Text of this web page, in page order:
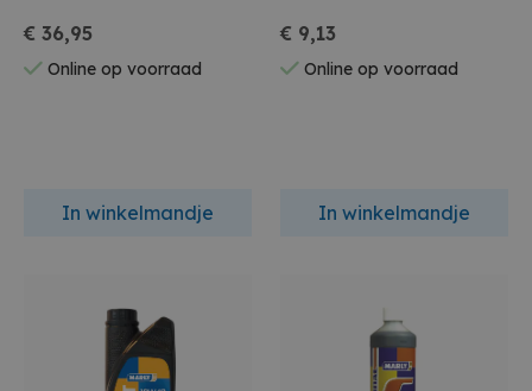
€ 36,95
Online op voorraad
In winkelmandje
€ 9,13
Online op voorraad
In winkelmandje